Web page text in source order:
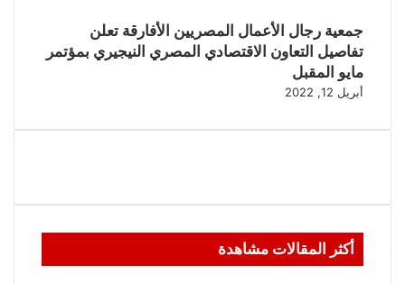
جمعية رجال الأعمال المصريين الأفارقة تعلن
تفاصيل التعاون الاقتصادي المصري النيجيري بمؤتمر
مايو المقبل
أبريل 12, 2022
أكثر المقالات مشاهدة